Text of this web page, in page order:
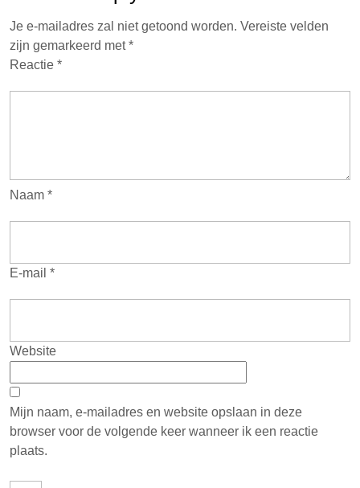
Je e-mailadres zal niet getoond worden. Vereiste velden
zijn gemarkeerd met*
Reactie *
Naam *
E-mail *
Website
Mijn naam, e-mailadres en website opslaan in deze
browser voor de volgende keer wanneer ik een reactie
plaats.